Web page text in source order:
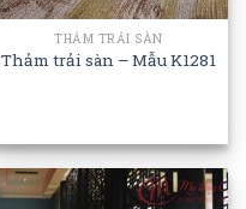
THẢM TRẢI SÀN
Thảm trải sàn – Mẫu K1281